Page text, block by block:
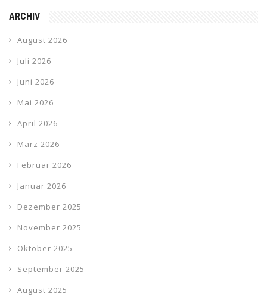
ARCHIV
August 2026
Juli 2026
Juni 2026
Mai 2026
April 2026
März 2026
Februar 2026
Januar 2026
Dezember 2025
November 2025
Oktober 2025
September 2025
August 2025